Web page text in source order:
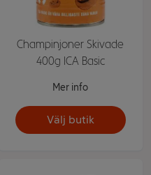
Champinjoner Skivade
400g ICA Basic
Mer info
Välj butik